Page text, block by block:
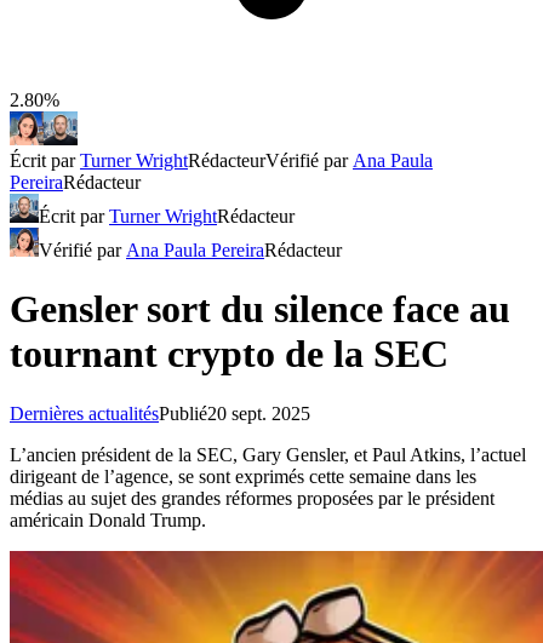
2.80%
Écrit parTurner WrightRédacteurVérifié par Ana Paula
PereiraRédacteur
Écrit parTurner WrightRédacteur
Vérifié par Ana Paula PereiraRédacteur
Gensler sort du silence face au
tournant crypto de la SEC
Dernières actualitésPublié20 sept. 2025
L’ancien président de la SEC, Gary Gensler, et Paul Atkins, l’actuel
dirigeant de l’agence, se sont exprimés cette semaine dans les
médias au sujet des grandes réformes proposées par le président
américain Donald Trump.